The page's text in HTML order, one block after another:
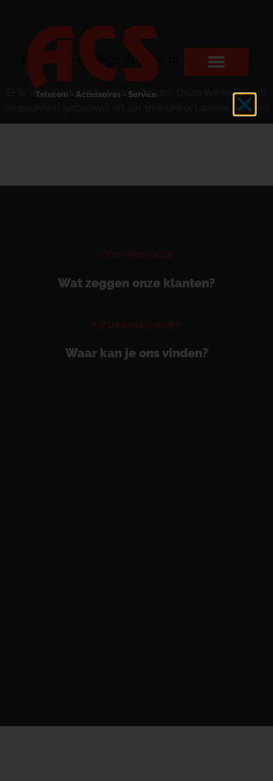
Er zijn geweldige dingen in het verschiet
Er is iets moois in het vooruitzicht! Onze winkel wordt
momenteel gebouwd en zal binnenkort online komen!
TESTIMONIALS
Wat zeggen onze klanten?
SITUERING KAART
Waar kan je ons vinden?